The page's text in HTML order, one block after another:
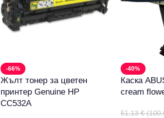
-66%
Жълт тонер за цветен
принтер Genuine HP
CC532A
-40%
Каска
cream
51,13 €